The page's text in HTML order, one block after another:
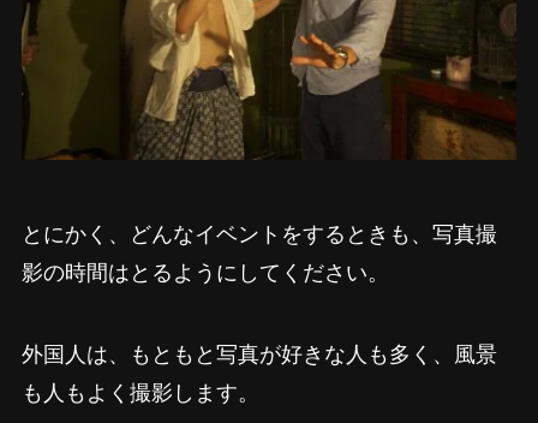
とにかく、どんなイベントをするときも、写真撮
影の時間はとるようにしてください。
外国人は、もともと写真が好きな人も多く、風景
も人もよく撮影します。